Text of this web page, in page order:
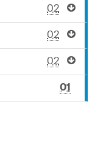
02
02
02
01